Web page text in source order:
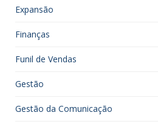
Expansão
Finanças
Funil de Vendas
Gestão
Gestão da Comunicação